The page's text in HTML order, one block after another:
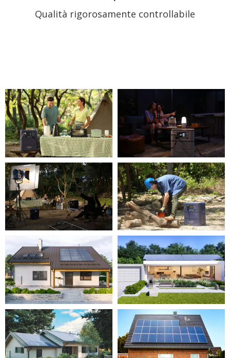
Qualità rigorosamente controllabile
Stoccaggio di
energia
Stoccaggio di
energia